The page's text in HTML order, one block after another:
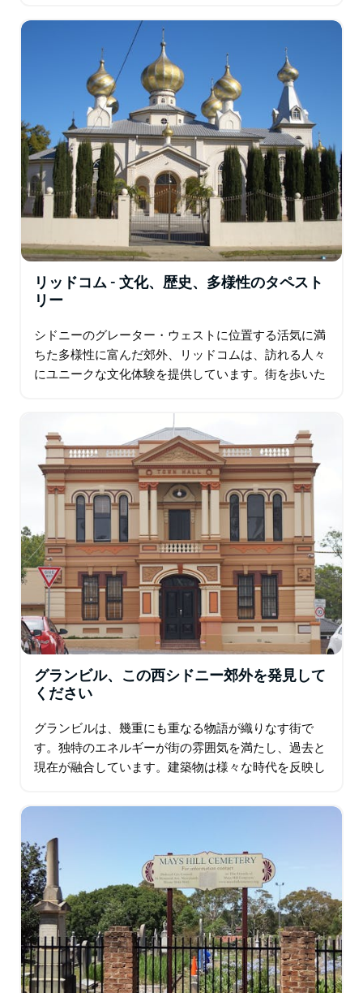
なしが融合し…
リッドコム - 文化、歴史、多様性のタペスト
リー
シドニーのグレーター・ウェストに位置する活気に満
ちた多様性に富んだ郊外、リッドコムは、訪れる人々
にユニークな文化体験を提供しています。街を歩いた
が強い一方で、韓国、中国…
グランビル、この西シドニー郊外を発見して
ください
グランビルは、幾重にも重なる物語が織りなす街で
す。独特のエネルギーが街の雰囲気を満たし、過去と
現在が融合しています。建築物は様々な時代を反映し
ています。多様性が感じられます。料理の香りが混ざ